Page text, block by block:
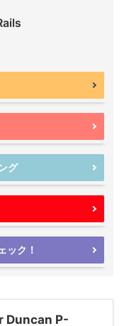
グ
ック！
Duncan P-